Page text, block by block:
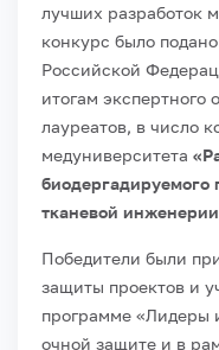
лучших разработок
конкурс было
Российской
итогам экспертного
лауреатов, в число
медуниверситета
биодергадируемого
тканевой
Победители были
защиты проектов и
программе «Лидеры
очной защите и в